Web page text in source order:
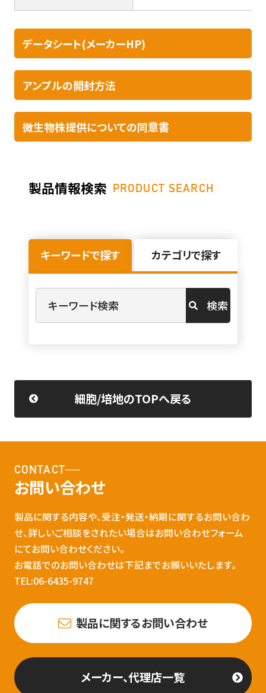
データシート(メーカーHP)
アンプルの開封方法​
微生物株提供についての同意書
製品情報検索 PRODUCT SEARCH
キーワードで探す カテゴリで探す
検索
細胞/培地のTOPへ戻る
CONTACT
お問い合わせ
製品に関する内容や、受注・発送・納期に関するお問い合わ
せ、詳しいご相談をされたい場合はお問い合わせフォーム
にてお問い合わせください。
お電話でのお問い合わせは下記までお願いいたします。
TEL:06-6435-9747
製品に関するお問い合わせ
メーカー、代理店一覧